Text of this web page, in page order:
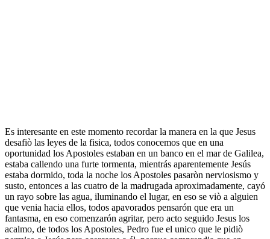
Es interesante en este momento recordar la manera en la que Jesus
desafiò las leyes de la fisica, todos conocemos que en una
oportunidad los Apostoles estaban en un banco en el mar de Galilea,
estaba callendo una furte tormenta, mientrás aparentemente Jesús
estaba dormido, toda la noche los Apostoles pasaròn nerviosismo y
susto, entonces a las cuatro de la madrugada aproximadamente, cayó
un rayo sobre las agua, iluminando el lugar, en eso se viò a alguien
que venia hacia ellos, todos apavorados pensarón que era un
fantasma, en eso comenzarón agritar, pero acto seguido Jesus los
acalmo, de todos los Apostoles, Pedro fue el unico que le pidiò